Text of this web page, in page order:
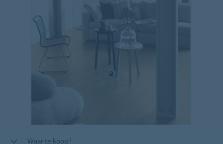
Waar te koop?